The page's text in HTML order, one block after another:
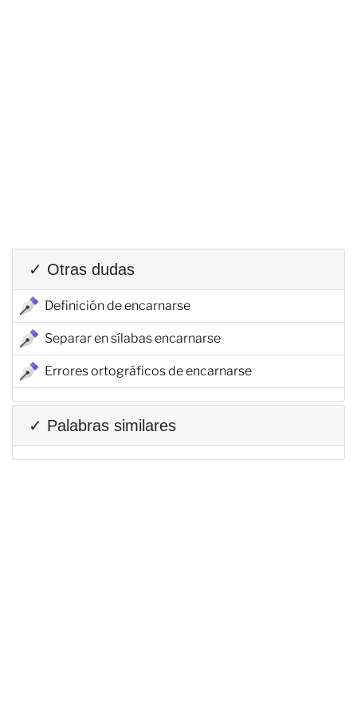
✓ Otras dudas
Definición de encarnarse
Separar en sílabas encarnarse
Errores ortográficos de encarnarse
✓ Palabras similares